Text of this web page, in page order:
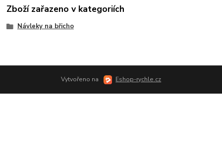
Zboží zařazeno v kategoriích
Návleky na břicho
Vytvořeno na Eshop-rychle.cz